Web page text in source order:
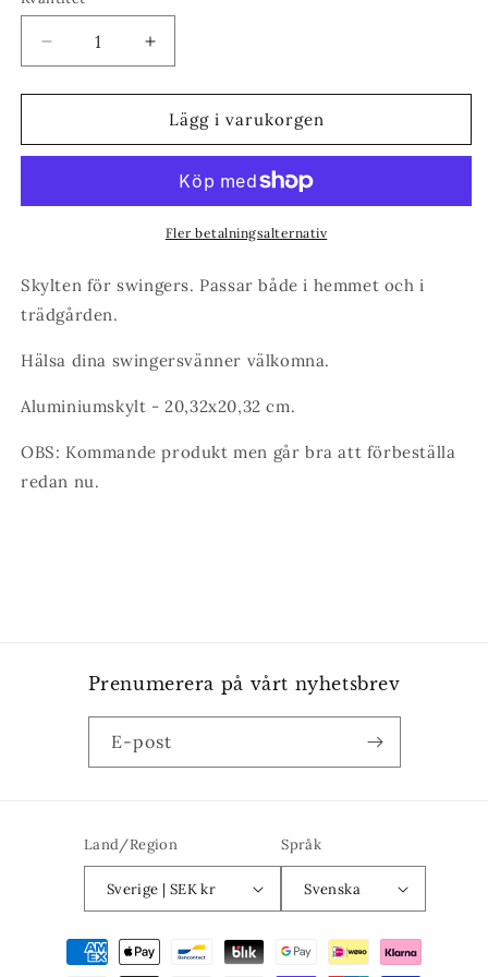
Minska
kvantitet
för
Skylt
Öka
kvantitet
för
Swingers
Skylt
Lägg i varukorgen
Fler betalningsalternativ
Skylten för swingers. Passar både i hemmet och i
trädgården.
Hälsa dina swingersvänner välkomna.
Aluminiumskylt - 20,32x20,32 cm.
OBS: Kommande produkt men går bra att förbeställa
redan nu.
Prenumerera på vårt nyhetsbrev
E-post
Land/Region
Sverige | SEK kr
Språk
Svenska
Betalningsmetoder